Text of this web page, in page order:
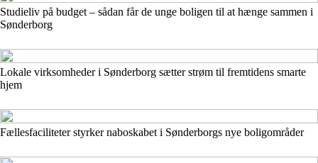
Studieliv på budget – sådan får de unge boligen til at hænge sammen i
Sønderborg
Lokale virksomheder i Sønderborg sætter strøm til fremtidens smarte
hjem
Fællesfaciliteter styrker naboskabet i Sønderborgs nye boligområder